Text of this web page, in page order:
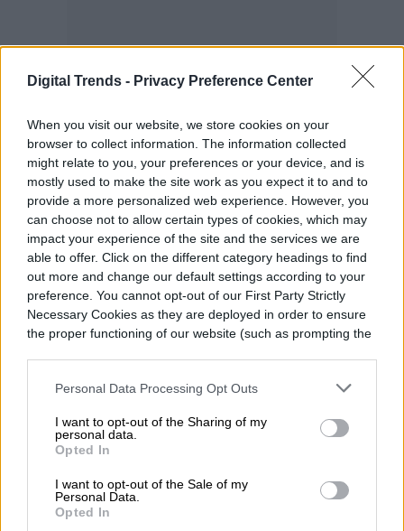
Digital Trends - Privacy Preference Center
When you visit our website, we store cookies on your
browser to collect information. The information collected
might relate to you, your preferences or your device, and is
mostly used to make the site work as you expect it to and to
provide a more personalized web experience. However, you
can choose not to allow certain types of cookies, which may
impact your experience of the site and the services we are
able to offer. Click on the different category headings to find
out more and change our default settings according to your
preference. You cannot opt-out of our First Party Strictly
Necessary Cookies as they are deployed in order to ensure
the proper functioning of our website (such as prompting the
Personal Data Processing Opt Outs
I want to opt-out of the Sharing of my
personal data.
Opted In
I want to opt-out of the Sale of my
Personal Data.
Opted In
El HIBRiX es de fabricación española y la
startup tiene planeado empezar su
comercialización en España durante el
2016. En las palabras de su fundador, José
Luis Cortés, esperan que su producto sea
“en una eficaz alternativa a los helicópteros
o aviones para usos comerciales y, en
especial, para sectores como la vigilancia